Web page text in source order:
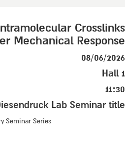
Crosslinks
Mechanical Response
08/06/2026
Hall 1
11:30
Lab Seminar title:
Seminar Series